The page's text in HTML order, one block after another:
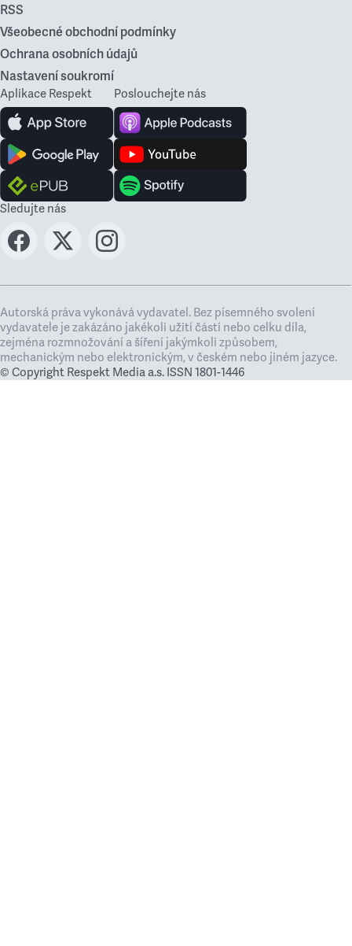
RSS
Všeobecné obchodní podmínky
Ochrana osobních údajů
Nastavení soukromí
Aplikace Respekt Poslouchejte nás
Sledujte nás
Autorská práva vykonává vydavatel. Bez písemného svolení
vydavatele je zakázáno jakékoli užití částí nebo celku díla,
zejména rozmnožování a šíření jakýmkoli způsobem,
mechanickým nebo elektronickým, v českém nebo jiném jazyce.
© Copyright Respekt Media a.s. ISSN 1801-1446